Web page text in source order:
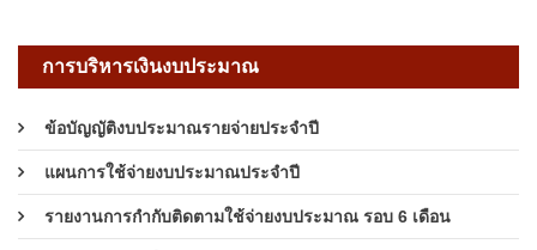
การบริหารเงินงบประมาณ
ข้อบัญญัติงบประมาณรายจ่ายประจำปี
แผนการใช้จ่ายงบประมาณประจำปี
รายงานการกำกับติดตามใช้จ่ายงบประมาณ รอบ 6 เดือน